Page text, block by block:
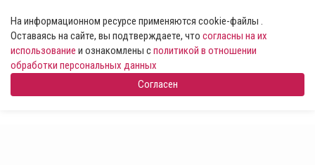
На информационном ресурсе применяются cookie-файлы .
Оставаясь на сайте, вы подтверждаете, что согласны на их
использование и ознакомлены сполитикой в отношении
обработки персональных данных
Согласен